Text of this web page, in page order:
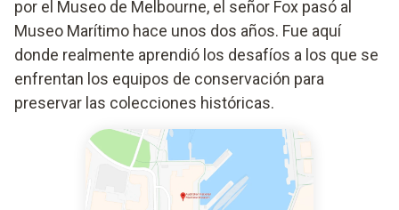
por el Museo de Melbourne, el señor Fox pasó al
Museo Marítimo hace unos dos años. Fue aquí
donde realmente aprendió los desafíos a los que se
enfrentan los equipos de conservación para
preservar las colecciones históricas.